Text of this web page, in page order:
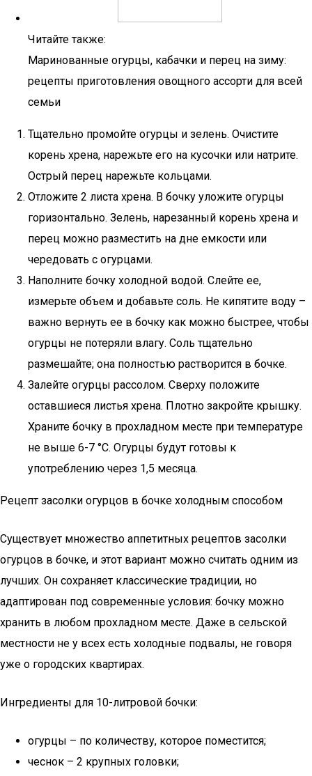
Читайте также:
Маринованные огурцы, кабачки и перец на зиму:
рецепты приготовления овощного ассорти для всей
семьи
Тщательно промойте огурцы и зелень. Очистите
корень хрена, нарежьте его на кусочки или натрите.
Острый перец нарежьте кольцами.
Отложите 2 листа хрена. В бочку уложите огурцы
горизонтально. Зелень, нарезанный корень хрена и
перец можно разместить на дне емкости или
чередовать с огурцами.
Наполните бочку холодной водой. Слейте ее,
измерьте объем и добавьте соль. Не кипятите воду –
важно вернуть ее в бочку как можно быстрее, чтобы
огурцы не потеряли влагу. Соль тщательно
размешайте; она полностью растворится в бочке.
Залейте огурцы рассолом. Сверху положите
оставшиеся листья хрена. Плотно закройте крышку.
Храните бочку в прохладном месте при температуре
не выше 6-7 °С. Огурцы будут готовы к
употреблению через 1,5 месяца.
Рецепт засолки огурцов в бочке холодным способом
Существует множество аппетитных рецептов засолки
огурцов в бочке, и этот вариант можно считать одним из
лучших. Он сохраняет классические традиции, но
адаптирован под современные условия: бочку можно
хранить в любом прохладном месте. Даже в сельской
местности не у всех есть холодные подвалы, не говоря
уже о городских квартирах.
Ингредиенты для 10-литровой бочки:
огурцы – по количеству, которое поместится;
чеснок – 2 крупных головки;